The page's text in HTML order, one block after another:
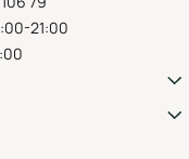
21:00